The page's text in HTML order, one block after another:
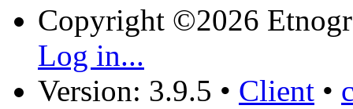
Copyright ©2026
Log in...
Version: 3.9.5 • Client •